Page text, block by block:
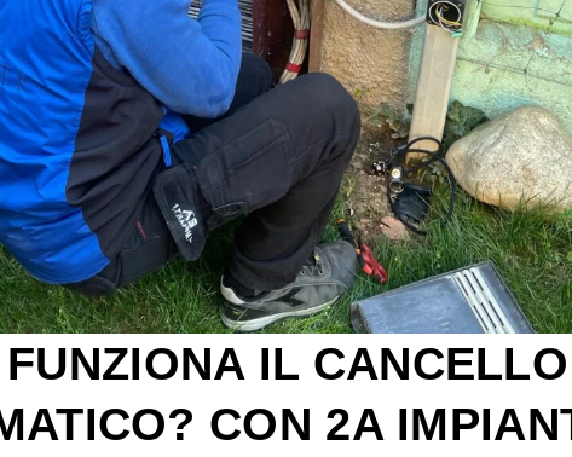
IL CANCELLO
CON 2A